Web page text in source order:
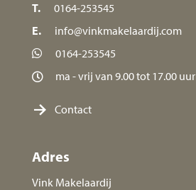
T.
0164-253545
E.
info@vinkmakelaardij.com
0164-253545
ma - vrij van 9.00 tot 17.00 uur
Contact
Adres
Vink Makelaardij